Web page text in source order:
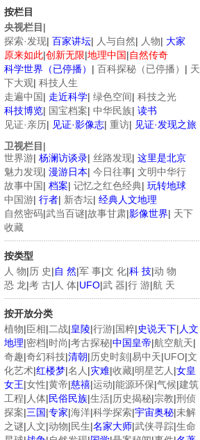
按栏目
央视栏目 |
探索·发现| 百家讲坛| 人与自然| 人物| 大家
原来如此|创新无限|地理中国|自然传奇
科学世界（已停播） | 百科探秘（已停播） | 天
下大观| 科技人生
走遍中国| 走近科学| 绿色空间| 科技之光
科技博览| 国宝档案| 中华民族| 读书
见证·亲历| 见证·影像志| 重访| 见证·发现之旅
卫视栏目 |
世界游| 杨澜访谈录| 丝路发现| 这里是北京
魅力发现| 漫游日本| 今日往事| 文明中华行
故事中国| 档案| 记忆之红色经典| 玩转地球
中国游| 行者| 新杏坛| 经典人文地理
自然密码|武当百谜|故事甘肃|影像世界| 天下
收藏
按类型
人 物|历 史|自 然|军 事|文 化|科 技|动 物
恐 龙|考 古| 人 体|UFO|武 器|行 游|航 天
按开放分类
植物|臣相|二战|皇陵|行游|国粹|史说天下| 人文
地理|密档|时尚|考古探秘|中国皇帝|航空航天|
奇趣|奇幻科技|清朝|历史时刻 |易中天|UFO|文
化艺术|红楼梦|名人 |灾难|收藏|明星艺人 |女皇
女王|女性|黄帝|慈禧|运动|能源环保|气候|建筑
工程| 人体|民俗民族|生活|历史揭秘|宗教|刑侦
探案|三国|专家|海洋|科学探索|宇宙奥秘|未解
之谜| 人文|动物|民生|名家大师|武侠寻踪|生命